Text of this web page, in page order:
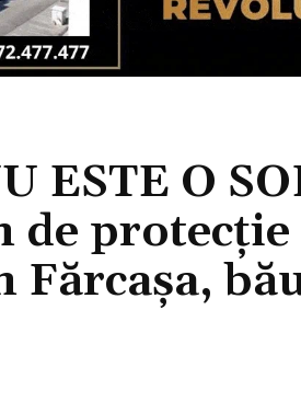
ESTE O
de